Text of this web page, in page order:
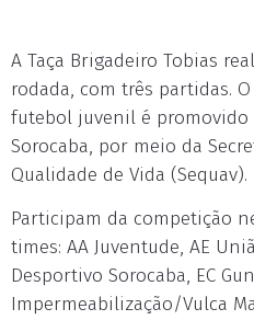
A Taça Brigadeiro Tobias
rodada, com três partidas.
futebol juvenil é promovido
Sorocaba, por meio da
Qualidade de Vida (Sequav).
Participam da competição
times: AA Juventude, AE
Desportivo Sorocaba, EC
Impermeabilização/Vulca